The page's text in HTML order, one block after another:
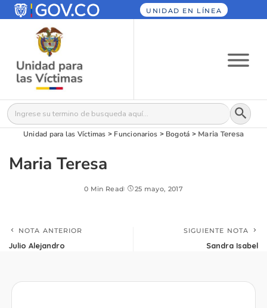
UNIDAD EN LÍNEA
Buscar: Botón
Unidad para las Víctimas > Funcionarios > Bogotá > Maria Teresa
Maria Teresa
0 Min Read 25 mayo, 2017
NOTA ANTERIOR
Julio Alejandro
SIGUIENTE NOTA
Sandra Isabel